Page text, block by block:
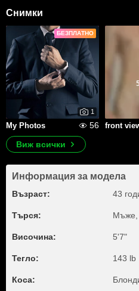
Снимки
БЕЗПЛАТНО
1
My Photos 56 front
Виж всички
Информация за модела
Възраст: 43
Търся: Мъже,
Височина: 5'7"
Тегло: 143 lb
Коса: